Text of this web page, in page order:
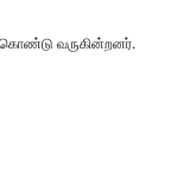
வருகின்றனர்.